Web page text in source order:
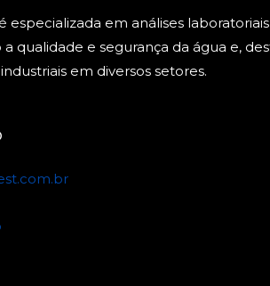
especializada em análises
qualidade e segurança da água e,
em diversos setores.